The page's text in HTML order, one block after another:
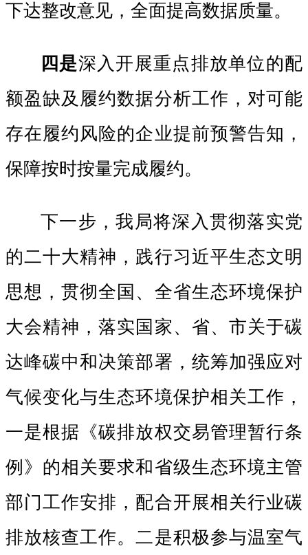
下达整改意见，全面提高数据质量。
四是深入开展重点排放单位的配
额盈缺及履约数据分析工作，对可能
存在履约风险的企业提前预警告知，
保障按时按量完成履约。
下一步 ，我局将深入贯彻落实党
的二十大精神，践行习近平生态文明
思想，贯彻全国、全省生态环境保护
大会精神，落实国家、省、市关于碳
达峰碳中和决策部署，统筹加强应对
气候变化与生态环境保护相关工作，
一是根据《碳排放权交易管理暂行条
例》的相关要求和省级生态环境主管
部门工作安排，配合开展相关行业碳
排放核查工作。二是积极参与温室气